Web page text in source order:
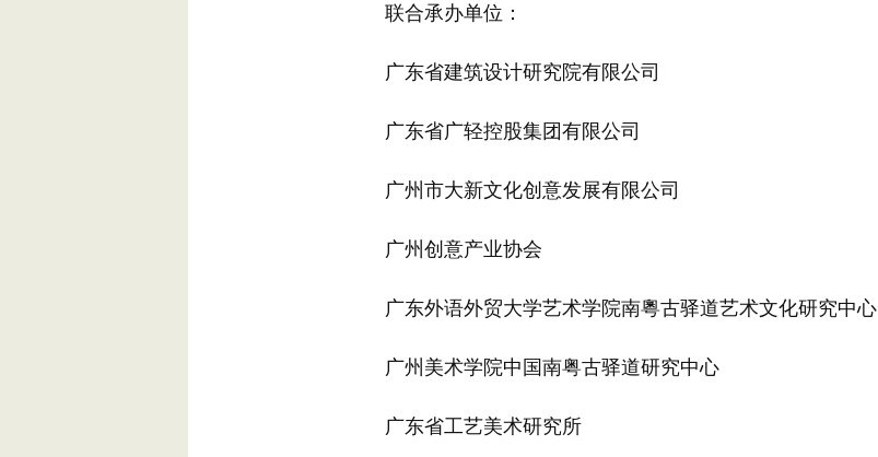
联合承办单位：
广东省建筑设计研究院有限公司
广东省广轻控股集团有限公司
广州市大新文化创意发展有限公司
广州创意产业协会
广东外语外贸大学艺术学院南粵古驿道艺术文化研究中心
广州美术学院中国南粤古驿道研究中心
广东省工艺美术研究所